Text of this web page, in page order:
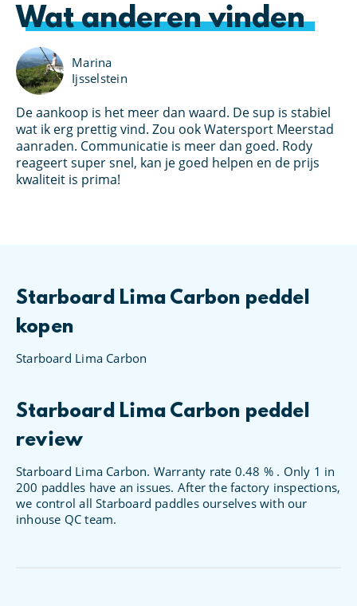
Wat anderen vinden
Marina
Ijsselstein
De aankoop is het meer dan waard. De sup is stabiel
wat ik erg prettig vind. Zou ook Watersport Meerstad
aanraden. Communicatie is meer dan goed. Rody
reageert super snel, kan je goed helpen en de prijs
kwaliteit is prima!
Starboard Lima Carbon peddel
kopen
Starboard Lima Carbon
Starboard Lima Carbon peddel
review
Starboard Lima Carbon. Warranty rate 0.48 % . Only 1 in
200 paddles have an issues. After the factory inspections,
we control all Starboard paddles ourselves with our
inhouse QC team.